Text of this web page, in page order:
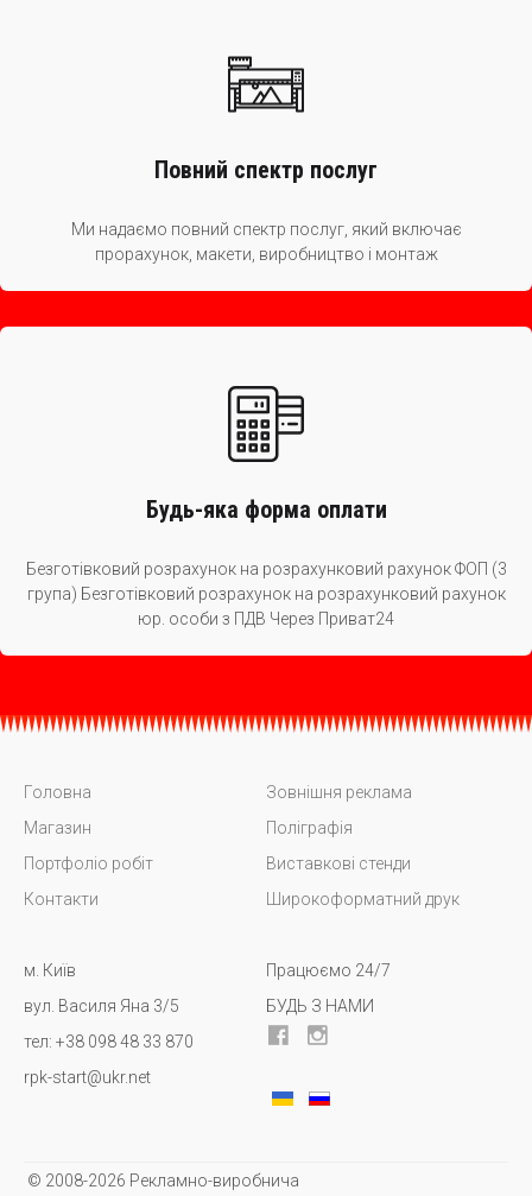
Повний спектр послуг
Ми надаємо повний спектр послуг, який включає
прорахунок, макети, виробництво і монтаж
Будь-яка форма оплати
Безготівковий розрахунок на розрахунковий рахунок ФОП (3
група) Безготівковий розрахунок на розрахунковий рахунок
юр. особи з ПДВ Через Приват24
Головна
Магазин
Портфоліо робіт
Контакти
Зовнішня реклама
Поліграфія
Виставкові стенди
Широкоформатний друк
м. Київ
вул. Василя Яна 3/5
тел: +38 098 48 33 870
rpk-start@ukr.net
Працюємо 24/7
БУДЬ З НАМИ
© 2008-2026 Рекламно-виробнича